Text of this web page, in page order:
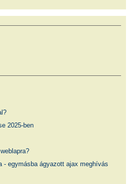
2025-ben
- egymásba ágyazott ajax meghívás